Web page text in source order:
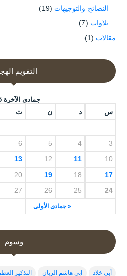
النصائح والتوجيهات (19)
تلاوات (7)
مقالات (1)
التقويم
جمادى الآخرة 1445
س د ن ث
« جمادى الأولى
3
4
5
6
10
11
12
13
17
18
19
20
24
25
26
27
وسوم
أبي خلاد ابي هاشم الريان التذكير